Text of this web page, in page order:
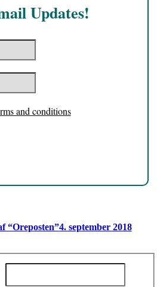
Updates!
and conditions
“Oreposten”4. september 2018